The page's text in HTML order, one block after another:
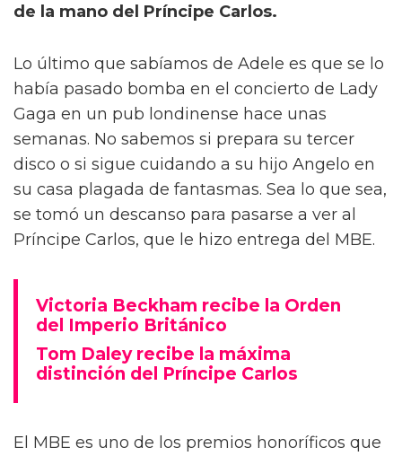
de la mano del Príncipe Carlos.
Lo último que sabíamos de Adele es que se lo
había pasado bomba en el concierto de Lady
Gaga en un pub londinense hace unas
semanas. No sabemos si prepara su tercer
disco o si sigue cuidando a su hijo Angelo en
su casa plagada de fantasmas. Sea lo que sea,
se tomó un descanso para pasarse a ver al
Príncipe Carlos, que le hizo entrega del MBE.
Victoria Beckham recibe la Orden
del Imperio Británico
Tom Daley recibe la máxima
distinción del Príncipe Carlos
El MBE es uno de los premios honoríficos que